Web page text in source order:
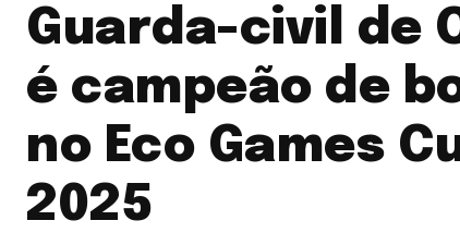
Guarda-civil de
é campeão de
no Eco Games
2025